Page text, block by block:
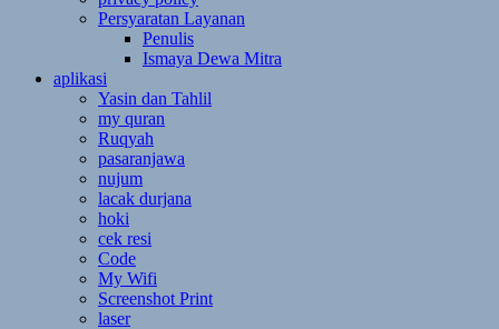
Persyaratan Layanan
Penulis
Ismaya Dewa Mitra
aplikasi
Yasin dan Tahlil
my quran
Ruqyah
pasaranjawa
nujum
lacak durjana
hoki
cek resi
Code
My Wifi
Screenshot Print
laser